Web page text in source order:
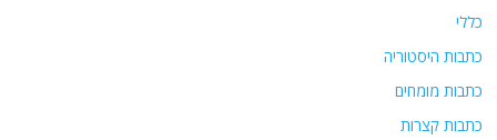
כללי
כתבות היסטוריה
כתבות מומחים
כתבות קצרות